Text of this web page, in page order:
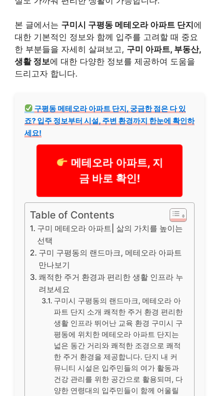
본 글에서는 구미시 구평동 메테오라 아파트 단지 에
대한 기본적인 정보와 함께 입주를 고려할 때 중요
한 부분들을 자세히 살펴보고, 구미 아파트, 부동산,
생활 정보에 대한 다양한 정보를 제공하여 도움을
드리고자 합니다.
구평동 메테오라 아파트 단지, 궁금한 점은 다 있
죠? 입주 정보부터 시설, 주변 환경까지 한눈에 확인하
세요!
메테오라 아파트, 지
금 바로 확인!
Table of Contents
구미 메테오라 아파트| 삶의 가치를 높이는
선택
구미 구평동의 랜드마크, 메테오라 아파트
만나보기
쾌적한 주거 환경과 편리한 생활 인프라 누
려보세요
구미시 구평동의 랜드마크, 메테오라 아
파트 단지 소개 쾌적한 주거 환경 편리한
생활 인프라 뛰어난 교육 환경 구미시 구
평동에 위치한 메테오라 아파트 단지는
넓은 동간 거리와 쾌적한 조경으로 쾌적
한 주거 환경을 제공합니다. 단지 내 커
뮤니티 시설은 입주민들의 여가 활동과
건강 관리를 위한 공간으로 활용되며, 다
양한 연령대의 입주민들이 함께 어울릴